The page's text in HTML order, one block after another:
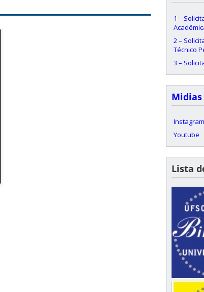
1 –
2 –
Técnico
3 –
Midias
Instagram
Youtube
Lista